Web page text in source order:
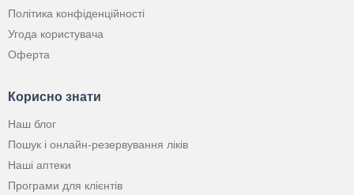
Політика конфіденційності
Угода користувача
Оферта
Корисно знати
Наш блог
Пошук і онлайн-резервування ліків
Наші аптеки
Програми для клієнтів